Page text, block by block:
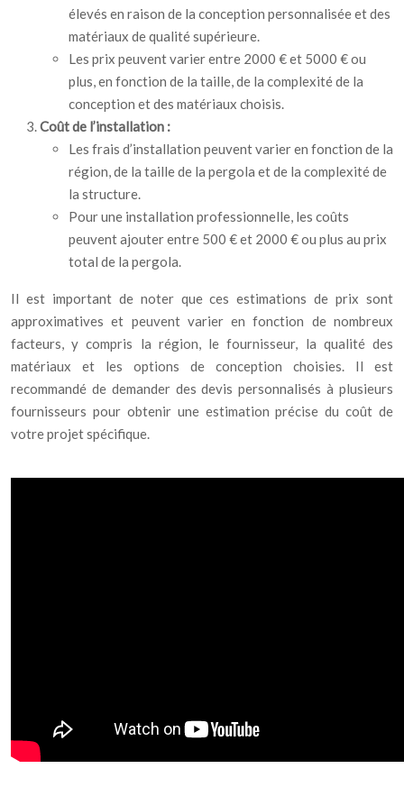
élevés en raison de la conception personnalisée et des
matériaux de qualité supérieure.
Les prix peuvent varier entre 2000 € et 5000 € ou
plus, en fonction de la taille, de la complexité de la
conception et des matériaux choisis.
Coût de l’installation :
Les frais d’installation peuvent varier en fonction de la
région, de la taille de la pergola et de la complexité de
la structure.
Pour une installation professionnelle, les coûts
peuvent ajouter entre 500 € et 2000 € ou plus au prix
total de la pergola.
Il est important de noter que ces estimations de prix sont
approximatives et peuvent varier en fonction de nombreux
facteurs, y compris la région, le fournisseur, la qualité des
matériaux et les options de conception choisies. Il est
recommandé de demander des devis personnalisés à plusieurs
fournisseurs pour obtenir une estimation précise du coût de
votre projet spécifique.